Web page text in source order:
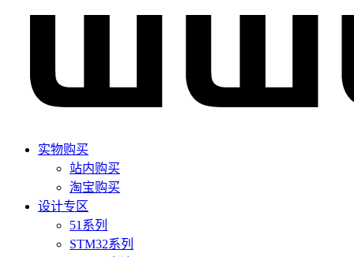
实物购买
站内购买
淘宝购买
设计专区
51系列
STM32系列